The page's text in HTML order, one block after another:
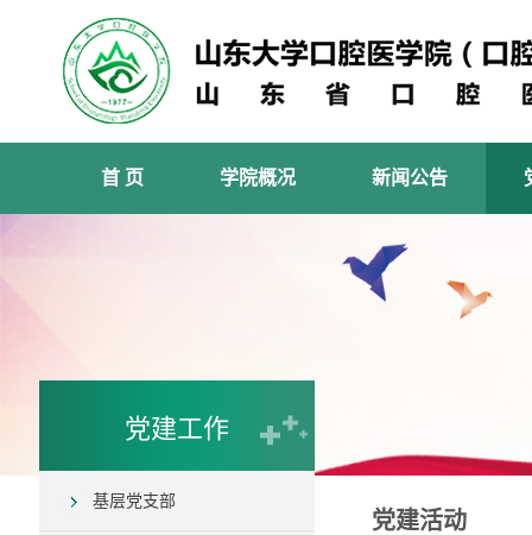
首 页 学院概况 新闻公告
党建工作
基层党支部
党建活动